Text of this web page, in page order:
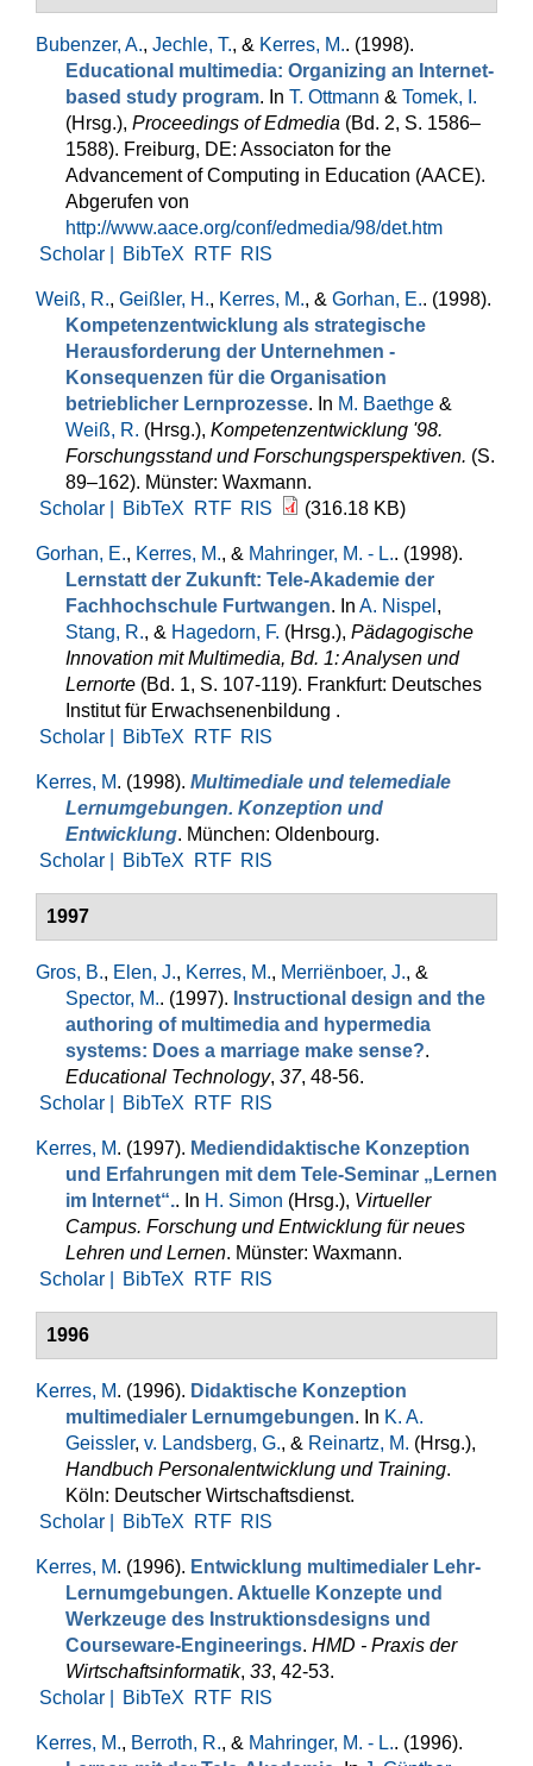
Bubenzer, A., Jechle, T., & Kerres, M.. (1998).
Educational multimedia: Organizing an Internet-
based study program. In T. Ottmann & Tomek, I.
(Hrsg.), Proceedings of Edmedia (Bd. 2, S. 1586–
1588). Freiburg, DE: Associaton for the
Advancement of Computing in Education (AACE).
Abgerufen von
http://www.aace.org/conf/edmedia/98/det.htm
Scholar |
BibTeX RTF RIS
Weiß, R., Geißler, H., Kerres, M., & Gorhan, E.. (1998).
Kompetenzentwicklung als strategische
Herausforderung der Unternehmen -
Konsequenzen für die Organisation
betrieblicher Lernprozesse. In M. Baethge &
Weiß, R. (Hrsg.), Kompetenzentwicklung '98.
Forschungsstand und Forschungsperspektiven. (S.
89–162). Münster: Waxmann.
Scholar |
BibTeX RTF RIS (316.18 KB)
Gorhan, E., Kerres, M., & Mahringer, M. - L.. (1998).
Lernstatt der Zukunft: Tele-Akademie der
Fachhochschule Furtwangen. In A. Nispel ,
Stang, R., & Hagedorn, F. (Hrsg.), Pädagogische
Innovation mit Multimedia, Bd. 1: Analysen und
Lernorte (Bd. 1, S. 107-119). Frankfurt: Deutsches
Institut für Erwachsenenbildung .
Scholar |
BibTeX RTF RIS
Kerres, M. (1998). Multimediale und telemediale
Lernumgebungen. Konzeption und
Entwicklung. München: Oldenbourg.
Scholar |
BibTeX RTF RIS
1997
Gros, B., Elen, J., Kerres, M., Merriënboer, J., &
Spector, M.. (1997). Instructional design and the
authoring of multimedia and hypermedia
systems: Does a marriage make sense?.
Educational Technology, 37, 48-56.
Scholar |
BibTeX RTF RIS
Kerres, M. (1997). Mediendidaktische Konzeption
und Erfahrungen mit dem Tele-Seminar „Lernen
im Internet“.. In H. Simon (Hrsg.), Virtueller
Campus. Forschung und Entwicklung für neues
Lehren und Lernen. Münster: Waxmann.
Scholar |
BibTeX RTF RIS
1996
Kerres, M. (1996). Didaktische Konzeption
multimedialer Lernumgebungen. In K. A.
Geissler, v. Landsberg, G., & Reinartz, M. (Hrsg.),
Handbuch Personalentwicklung und Training.
Köln: Deutscher Wirtschaftsdienst.
Scholar |
BibTeX RTF RIS
Kerres, M. (1996). Entwicklung multimedialer Lehr-
Lernumgebungen. Aktuelle Konzepte und
Werkzeuge des Instruktionsdesigns und
Courseware-Engineerings. HMD - Praxis der
Wirtschaftsinformatik, 33, 42-53.
Scholar |
BibTeX RTF RIS
Kerres, M., Berroth, R., & Mahringer, M. - L.. (1996).